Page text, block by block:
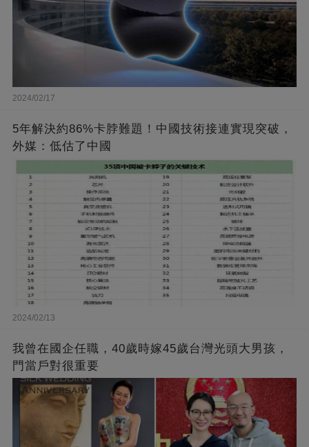
2024/02/17
5年解決約86%卡脖難題！中國技術接連實現突破，
外媒：低估了中國
2024/02/13
我曾在國企任職，40歲時嫁45歲台灣光頭大男孩，
門當戶對很重要